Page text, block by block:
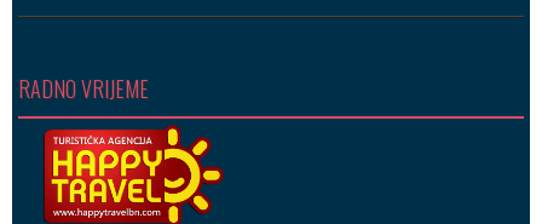
RADNO VRIJEME